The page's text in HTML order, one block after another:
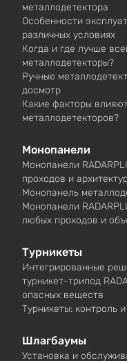
металлодетектора
Особенности
различных условиях
Когда и где лучше
металлодетекторы?
Ручные
досмотр
Какие факторы
металлодетекторов?
Монопанели
Монопанели
проходов и
Монопанель
Монопанели
любых проходов и
Турникеты
Интегрированные
турникет-трипод
опасных веществ
Турникеты: контроль
Шлагбаумы
Установка и